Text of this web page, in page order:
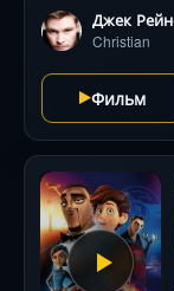
нарастающий
уникальную
неожиданной
Джек
Christian
Фильм